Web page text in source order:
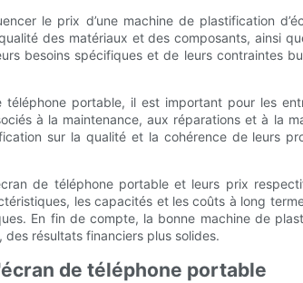
le prix d’une machine de plastification
des matériaux et des composants, ainsi
besoins spécifiques et de leurs contraintes
portable, il est important pour les
à la maintenance, aux réparations et à la
sur la qualité et la cohérence de leurs
de téléphone portable et leurs prix
les capacités et les coûts à long
En fin de compte, la bonne machine de
résultats financiers plus solides.
de téléphone portable